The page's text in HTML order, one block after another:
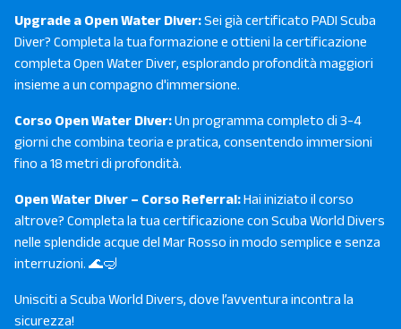
Upgrade a Open Water Diver:Sei già certificato PADI Scuba
Diver? Completa la tua formazione e ottieni la certificazione
completa Open Water Diver, esplorando profondità maggiori
insieme a un compagno d'immersione.
Corso Open Water Diver:Un programma completo di 3-4
giorni che combina teoria e pratica, consentendo immersioni
fino a 18 metri di profondità.
Open Water Diver – Corso Referral:Hai iniziato il corso
altrove? Completa la tua certificazione con Scuba World Divers
nelle splendide acque del Mar Rosso in modo semplice e senza
interruzioni. 🌊🤿
Unisciti a Scuba World Divers, dove l’avventura incontra la
sicurezza!